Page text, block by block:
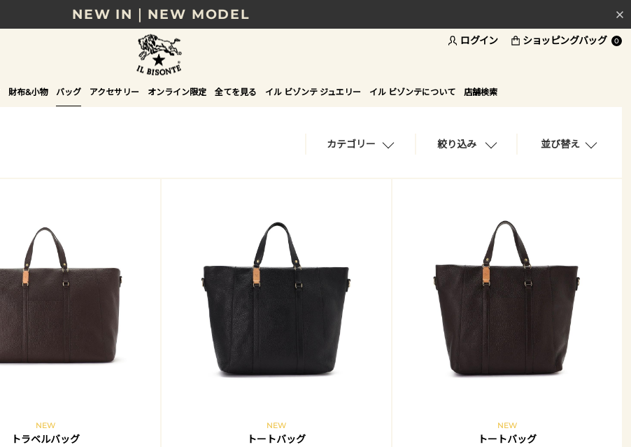
NEW IN｜NEW MODEL
8/17(月)10時まで｜税込11,000円以上で送料無料
贈る相手やシーンから選べる、新しいギフトガイド
NEW IN｜COLOR LEATHER
ログイン ショッピングバッグ 0
財布&小物 バッグ アクセサリー オンライン限定 全てを見る イル ビゾンテ ジュエリー イル ビゾンテについて 店舗検索
カテゴリー 絞り込み 並び替え
NEW
トラベルバッグ
NEW
トートバッグ
NEW
トートバッグ